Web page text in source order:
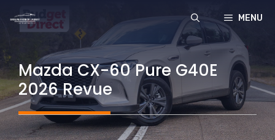
MENU
Mazda CX-60 Pure G40E
2026 Revue